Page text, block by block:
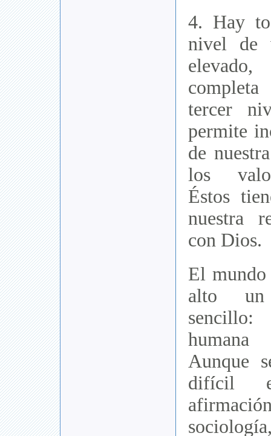
4. Hay
nivel de
tercer
permite
de
los
Éstos
nuestra
con Dios.
El mundo
alto
Aunque
difícil